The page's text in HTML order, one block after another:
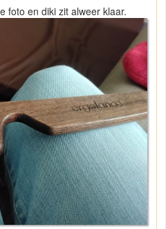
foto en diki zit alweer klaar.